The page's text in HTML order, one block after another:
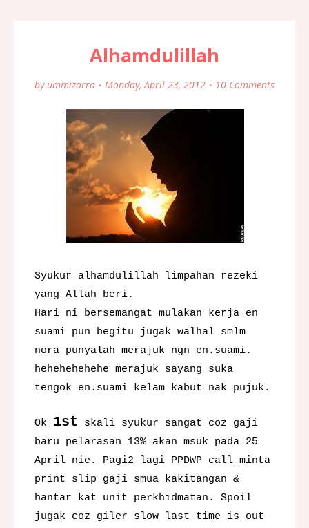
Alhamdulillah
by ummizarra Monday, April 23, 2012 10 Comments
Syukur alhamdulillah limpahan rezeki
yang Allah beri.
Hari ni bersemangat mulakan kerja en
suami pun begitu jugak walhal smlm
nora punyalah merajuk ngn en.suami.
hehehehehehe merajuk sayang suka
tengok en.suami kelam kabut nak pujuk.
Ok 1st skali syukur sangat coz gaji
baru pelarasan 13% akan msuk pada 25
April nie. Pagi2 lagi PPDWP call minta
print slip gaji smua kakitangan &
hantar kat unit perkhidmatan. Spoil
jugak coz giler slow last time is out